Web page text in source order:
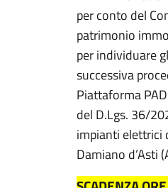
per conto del
patrimonio
per individuare
successiva
Piattaforma PAD
del D.Lgs. 36/
impianti elettrici
Damiano d’Asti